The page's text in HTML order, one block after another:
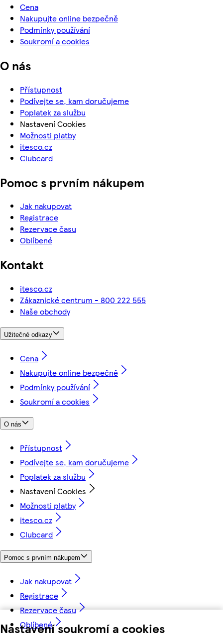
Nastavení soukromí a cookies
Cena
Nakupujte online bezpečně
Podmínky používání
Soukromí a cookies
O nás
Přístupnost
Podívejte se, kam doručujeme
Poplatek za službu
Nastavení Cookies
Možnosti platby
itesco.cz
Clubcard
Pomoc s prvním nákupem
Jak nakupovat
Registrace
Rezervace času
Oblíbené
Kontakt
itesco.cz
Zákaznické centrum - 800 222 555
Naše obchody
Užitečné odkazy
Cena
Nakupujte online bezpečně
Podmínky používání
Soukromí a cookies
O nás
Přístupnost
Podívejte se, kam doručujeme
Poplatek za službu
Nastavení Cookies
Možnosti platby
itesco.cz
Clubcard
Pomoc s prvním nákupem
Jak nakupovat
Registrace
Rezervace času
Oblíbené